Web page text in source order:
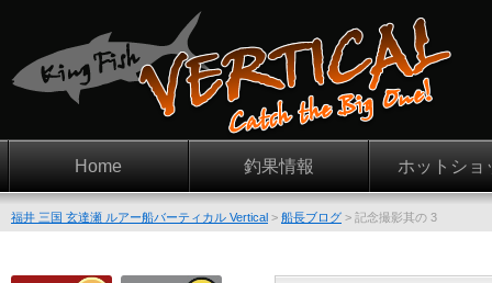
Home 釣果情報 ホットショ
福井 三国 玄達瀬 ルアー船バーティカル Vertical > 船長ブログ > 記念撮影其の 3